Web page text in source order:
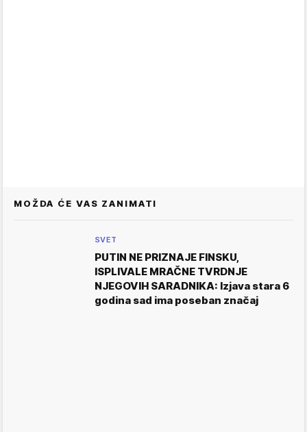
MOŽDA ĆE VAS ZANIMATI
SVET
PUTIN NE PRIZNAJE FINSKU,
ISPLIVALE MRAČNE TVRDNJE
NJEGOVIH SARADNIKA: Izjava stara 6
godina sad ima poseban značaj